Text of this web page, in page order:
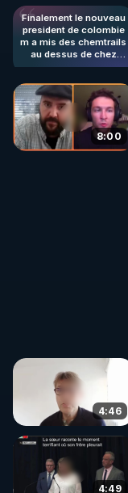
Finalement le nouveau
president de colombie
m a mis des chemtrails
au dessus de chez
moi. Il n y en avait
8:00
4:46
4:49